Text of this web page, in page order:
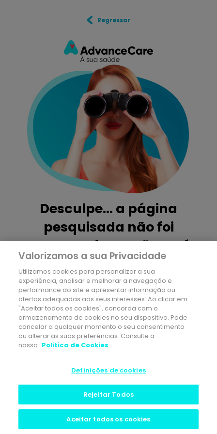
Regressar
Desculpe... a página
pesquisada não foi
encontrada ou não está
disponível.
Regresse ao site ou explore os nossos conteúdos
mais procurados
Seguros de Saúde
Biblioteca de Saúde
Rede Médica
Valorizamos a sua Privacidade
Utilizamos cookies para personalizar a sua
experiência, analisar e melhorar a navegação e
performance do site e apresentar informação ou
ofertas adequadas aos seus interesses. Ao clicar em
"Aceitar todos os cookies", concorda com o
armazenamento de cookies no seu dispositivo. Pode
cancelar a qualquer momento o seu consentimento
ou alterar as suas preferências. Consulte a
nossa Politica de Cookies
Definições de cookies
Rejeitar Todos
Aceitar todos os cookies